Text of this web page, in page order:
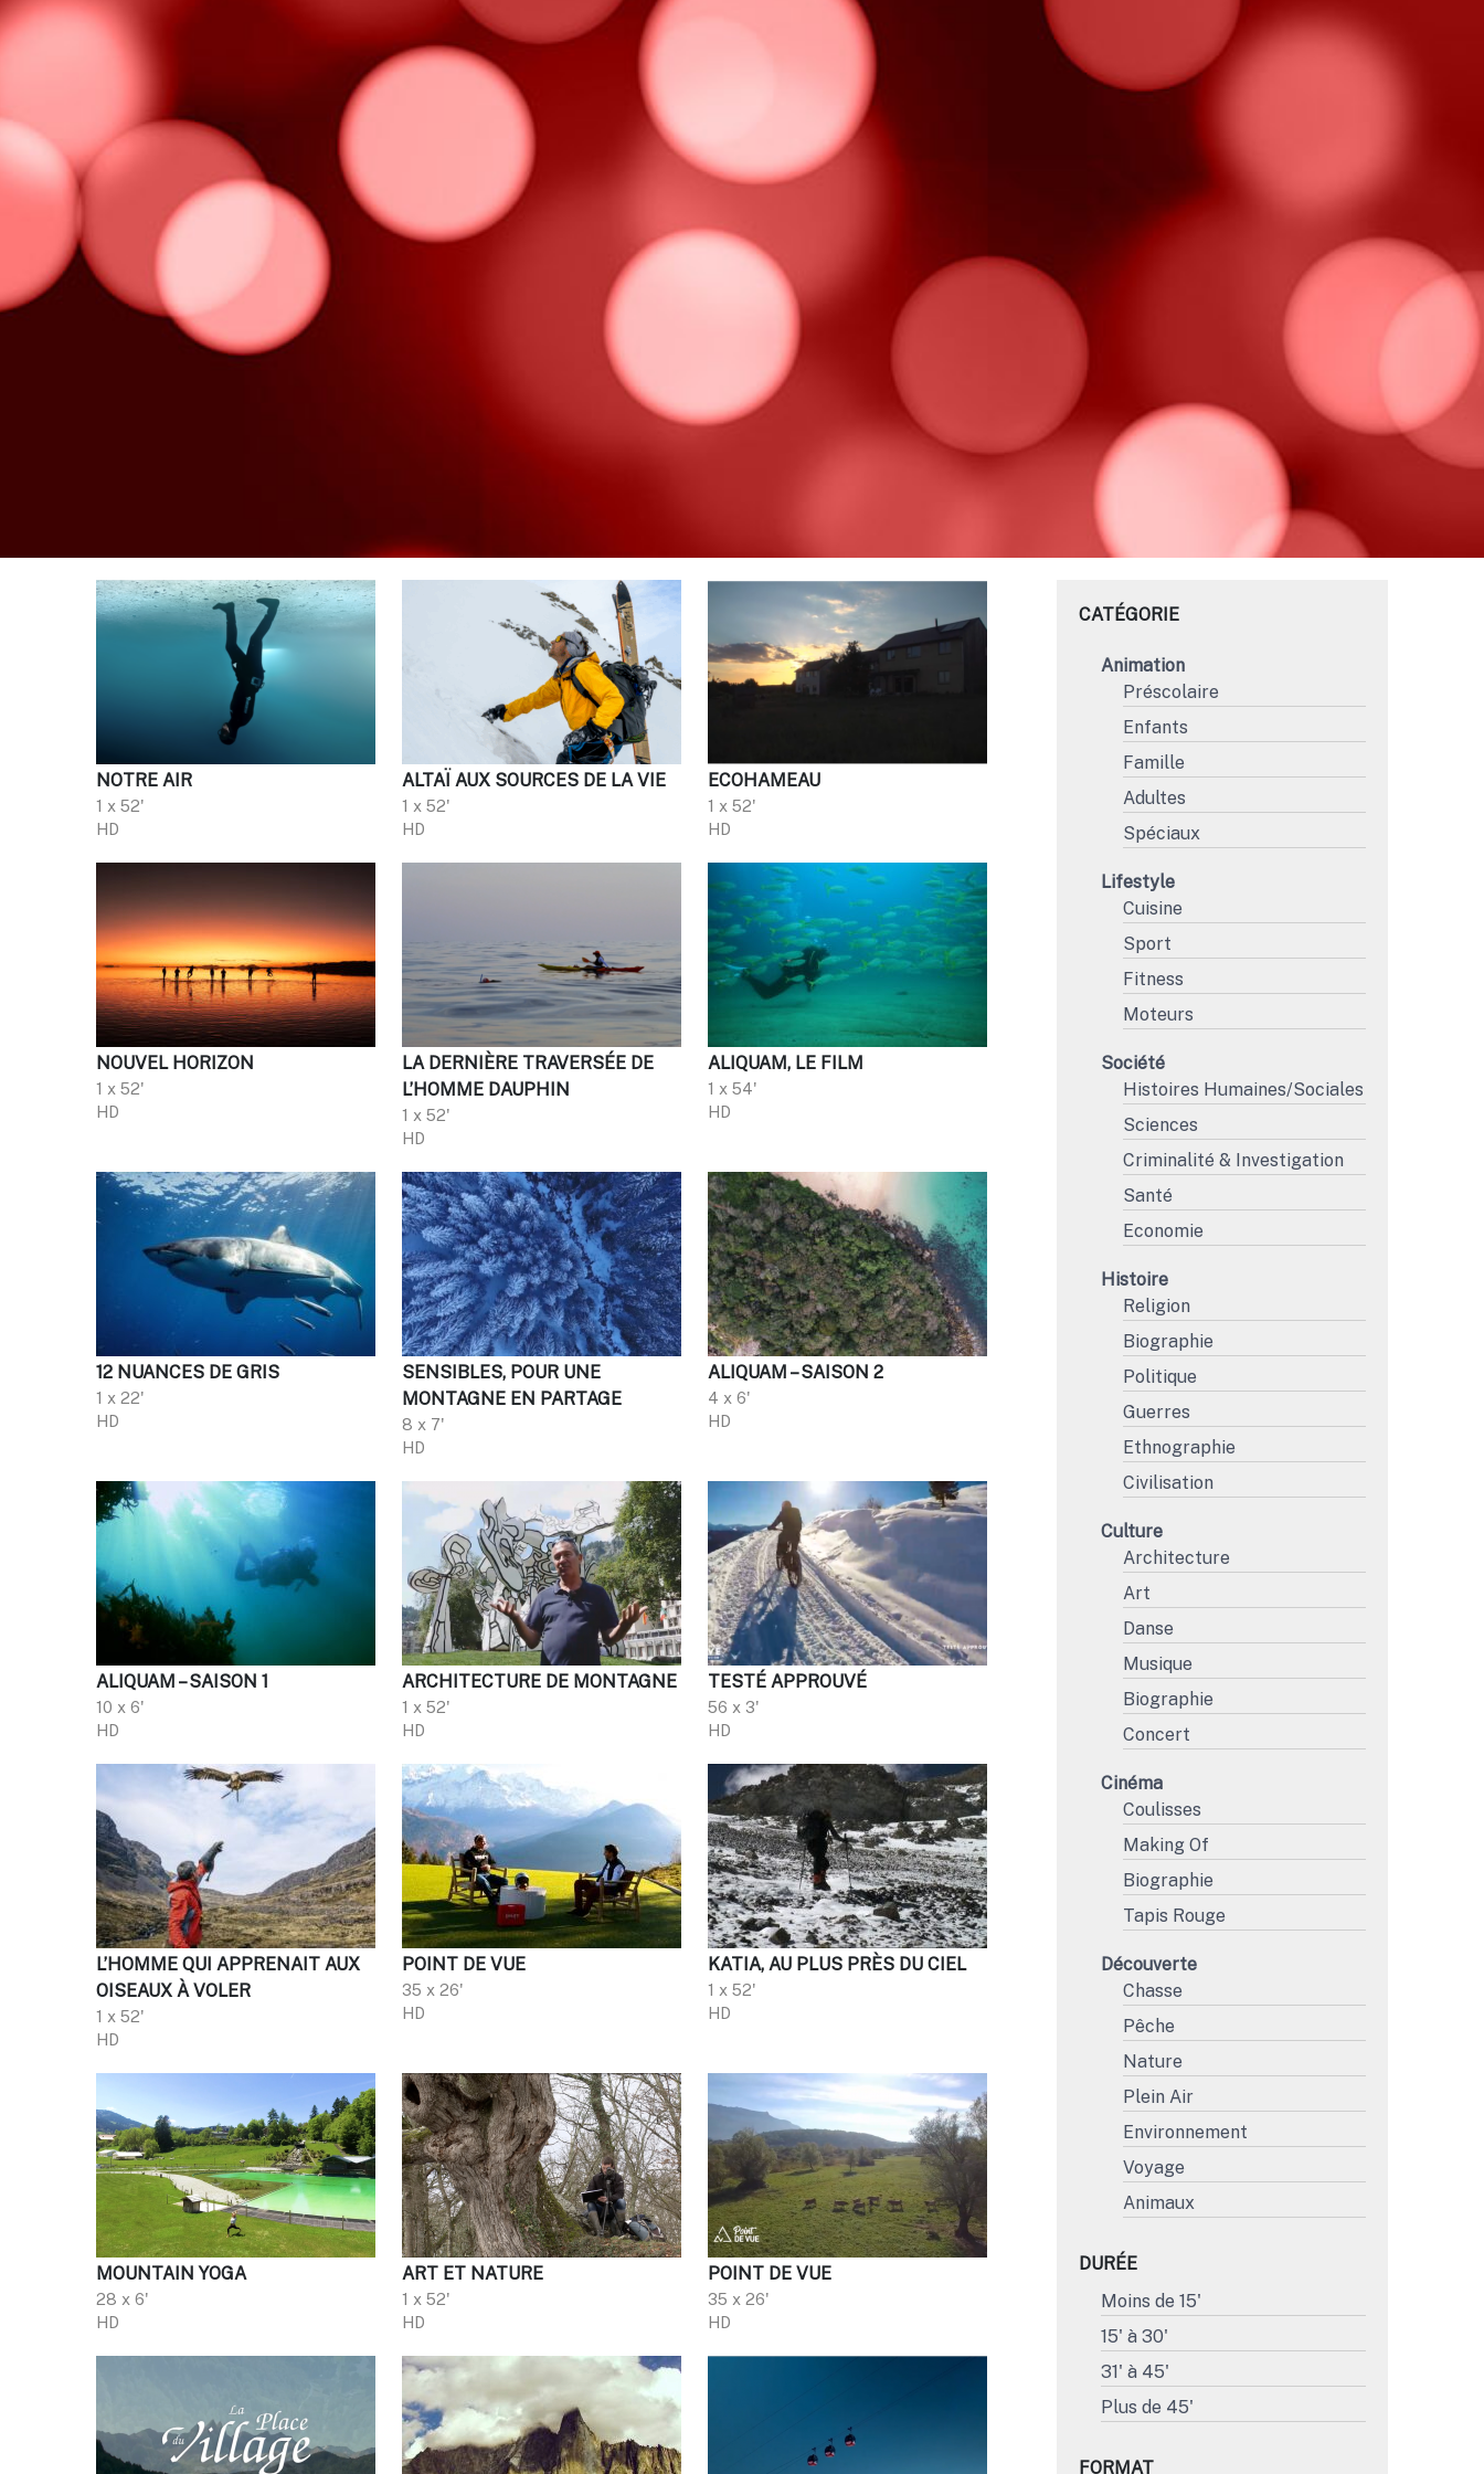
NOTRE AIR
1 x 52'
HD
ALTAÏ AUX SOURCES DE LA VIE
1 x 52'
HD
ECOHAMEAU
1 x 52'
HD
NOUVEL HORIZON
1 x 52'
HD
LA DERNIÈRE TRAVERSÉE DE
L’HOMME DAUPHIN
1 x 52'
HD
ALIQUAM, LE FILM
1 x 54'
HD
12 NUANCES DE GRIS
1 x 22'
HD
SENSIBLES, POUR UNE
MONTAGNE EN PARTAGE
8 x 7'
HD
ALIQUAM – SAISON 2
4 x 6'
HD
ALIQUAM – SAISON 1
10 x 6'
HD
ARCHITECTURE DE MONTAGNE
1 x 52'
HD
TESTÉ APPROUVÉ
56 x 3'
HD
L’HOMME QUI APPRENAIT AUX
OISEAUX À VOLER
1 x 52'
HD
POINT DE VUE
35 x 26'
HD
KATIA, AU PLUS PRÈS DU CIEL
1 x 52'
HD
MOUNTAIN YOGA
28 x 6'
HD
ART ET NATURE
1 x 52'
HD
POINT DE VUE
35 x 26'
HD
CATÉGORIE
Animation
Préscolaire
Enfants
Famille
Adultes
Spéciaux
Lifestyle
Cuisine
Sport
Fitness
Moteurs
Société
Histoires Humaines/Sociales
Sciences
Criminalité & Investigation
Santé
Economie
Histoire
Religion
Biographie
Politique
Guerres
Ethnographie
Civilisation
Culture
Architecture
Art
Danse
Musique
Biographie
Concert
Cinéma
Coulisses
Making Of
Biographie
Tapis Rouge
Découverte
Chasse
Pêche
Nature
Plein Air
Environnement
Voyage
Animaux
DURÉE
Moins de 15'
15' à 30'
31' à 45'
Plus de 45'
FORMAT